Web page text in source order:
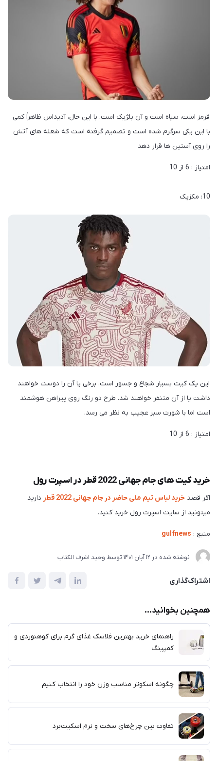
قرمز است، سیاه است و آن بلژیک است. با این حال، آدیداس ظاهراً کمی
با این یکی سرگرم شده است و تصمیم گرفته است که شعله های آتش
را روی آستین ها قرار دهد
امتیاز : 6 از 10
10: مکزیک
این یک کیت بسیار شجاع و جسور است. برخی یا آن را دوست خواهند
داشت یا از آن متنفر خواهند شد. طرح دو رنگ روی پیراهن هوشمند
است اما با شورت سبز عجیب به نظر می رسد.
امتیاز : 6 از 10
خرید کیت های جام جهانی 2022 قطر در اسپرت رول
اگر قصد خرید لباس تیم ملی حاضر در جام جهانی 2022 قطر
دارید
میتونید از سایت اسپرت رول خرید کنید.
منبع : gulfnews
نوشته شده در 12 آبان 1401 توسط وحید اشرف الکتاب
اشتراک‌گذاری
همچنین بخوانید...
راهنمای خرید بهترین فلاسک غذای گرم برای کوهنوردی و
کمپینگ
چگونه اسکوتر مناسب وزن خود را انتخاب کنیم
تفاوت بین چرخ‌های سخت و نرم اسکیت‌برد